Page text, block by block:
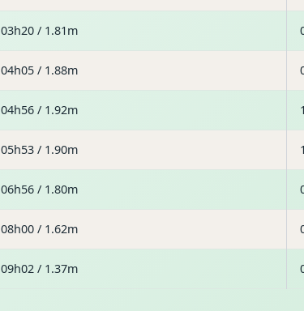
03h20 / 1.81m
04h05 / 1.88m
04h56 / 1.92m
05h53 / 1.90m
06h56 / 1.80m
08h00 / 1.62m
09h02 / 1.37m